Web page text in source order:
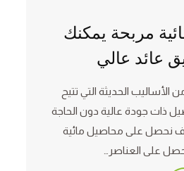
مربحة يمكنك
عائد عالي
الأساليب الحديثة التي تتيح
ذات جودة عالية دون الحاجة
نحصل على محاصيل مائية
على العناصر…